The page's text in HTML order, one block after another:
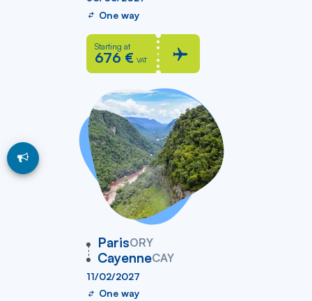
One way
Starting at
676 € VAT
ParisORY
vers
CayenneCAY
11/02/2027
One way